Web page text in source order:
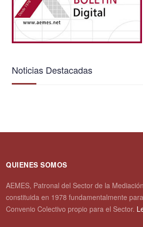
Noticias Destacadas
QUIENES SOMOS
AEMES, Patronal del Sector de la
constituida en 1978 fundamentalmente
Convenio Colectivo propio para el Sector.